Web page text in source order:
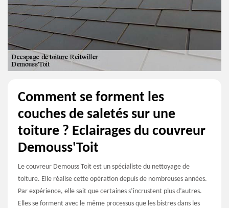
Comment se forment les
couches de saletés sur une
toiture ? Eclairages du couvreur
Demouss'Toit
Le couvreur Demouss'Toit est un spécialiste du nettoyage de
toiture. Elle réalise cette opération depuis de nombreuses années.
Par expérience, elle sait que certaines s’incrustent plus d’autres.
Elles se forment avec le même processus que les bistres dans les